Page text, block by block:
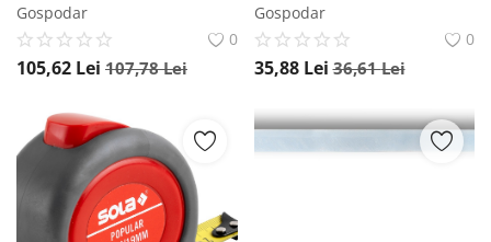
Gospodar
0
105,62 Lei 107,78Lei
Gospodar
0
35,88 Lei 36,61Lei